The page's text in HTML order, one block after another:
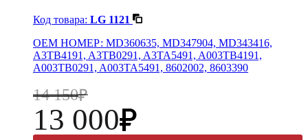
Код товара: LG 1121
OEM НОМЕР: MD360635, MD347904, MD343416,
A3TB4191, A3TB0291, A3TA5491, A003TB4191,
A003TB0291, A003TA5491, 8602002, 8603390
14 150
13 000